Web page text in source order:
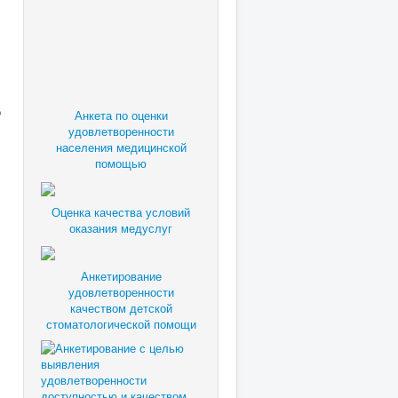
Анкета по оценки
удовлетворенности
населения медицинской
помощью
Оценка качества условий
оказания медуслуг
Анкетирование
удовлетворенности
качеством детской
стоматологической помощи